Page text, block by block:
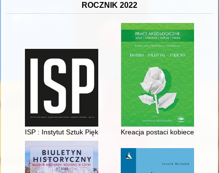
ROCZNIK 2022
ISP : Instytut Sztuk Pięknych : Kolegium Nauk
Kreacja postaci kobiecej w